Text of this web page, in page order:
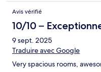
Avis vérifié
10/10 –
9 sept. 2025
Traduire avec Google
Very spacious rooms,